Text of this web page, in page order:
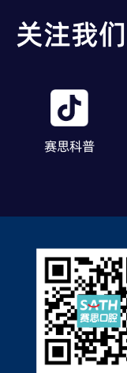
关注我们
赛思科普